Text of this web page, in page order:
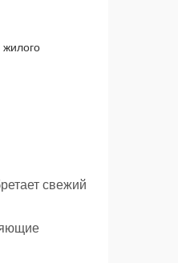
жилого
свежий